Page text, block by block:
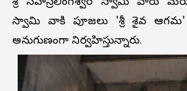
స్వామి వారికి పూజలు 'శ్రీ శైవ
అనుగుణంగా నిర్వహిస్తున్నారు.